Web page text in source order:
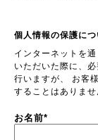
個人情報の保護につ
インターネットを
いただいた際に、
行いますが、 お客
することはありませ
お名前*